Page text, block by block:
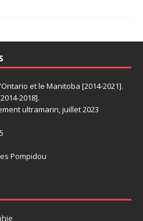
et le Manitoba [2014-2021].
2018].
ultramarin, juillet 2023
Pompidou